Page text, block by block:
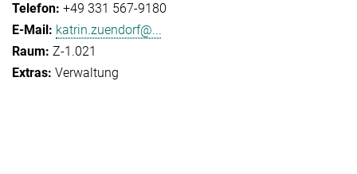
+49 331 567-9180
katrin.zuendorf@...
Z-1.021
Verwaltung